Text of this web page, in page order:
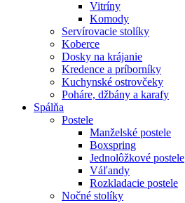
Vitríny
Komody
Servírovacie stolíky
Koberce
Dosky na krájanie
Kredence a príborníky
Kuchynské ostrovčeky
Poháre, džbány a karafy
Spálňa
Postele
Manželské postele
Boxspring
Jednolôžkové postele
Váľandy
Rozkladacie postele
Nočné stolíky